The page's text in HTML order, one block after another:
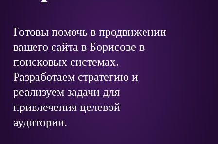
Готовы помочь в продвижении
вашего сайта в Борисове в
поисковых системах.
Разработаем стратегию и
реализуем задачи для
привлечения целевой
аудитории.